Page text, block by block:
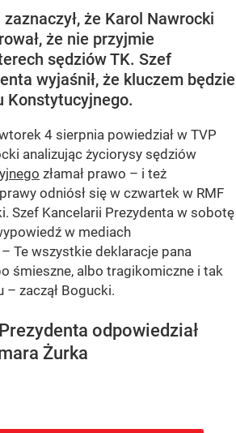
że Karol Nawrocki
że nie przyjmie
sędziów TK. Szef
wyjaśnił, że kluczem będzie
Konstytucyjnego.
4 sierpnia powiedział w TVP
analizując życiorysy sędziów
złamał prawo – i też
odniósł się w czwartek w RMF
Szef Kancelarii Prezydenta w sobotę
w mediach
Te wszystkie deklaracje pana
śmieszne, albo tragikomiczne i tak
zaczął Bogucki.
odpowiedział
Żurka